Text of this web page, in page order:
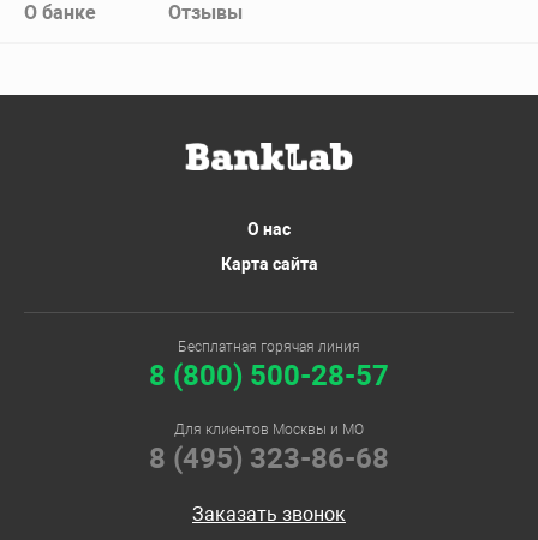
О банке Отзывы
О нас
Карта сайта
Бесплатная горячая линия
8 (800) 500-28-57
Для клиентов Москвы и МО
8 (495) 323-86-68
Заказать звонок